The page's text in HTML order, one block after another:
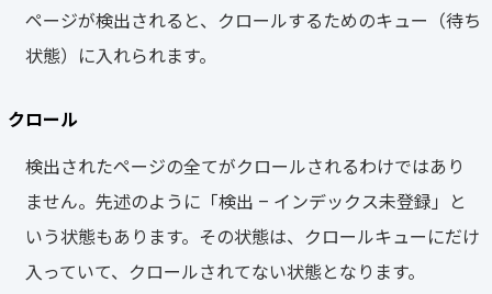
ページが検出されると、クロールするためのキュー（待ち
状態）に入れられます。
クロール
検出されたページの全てがクロールされるわけではあり
ません。先述のように「検出 – インデックス未登録」と
いう状態もあります。その状態は、クロールキューにだけ
入っていて、クロールされてない状態となります。